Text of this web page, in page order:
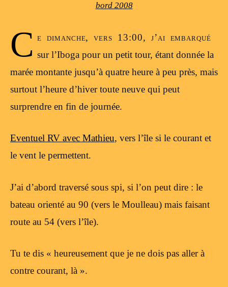
bord 2008
C e dimanche, vers 13:00, j’ai embarqué
sur l’Iboga pour un petit tour, étant donnée la
marée montante jusqu’à quatre heure à peu près, mais
surtout l’heure d’hiver toute neuve qui peut
surprendre en fin de journée.
Eventuel RV avec Mathieu, vers l’île si le courant et
le vent le permettent.
J’ai d’abord traversé sous spi, si l’on peut dire : le
bateau orienté au 90 (vers le Moulleau) mais faisant
route au 54 (vers l’île).
Tu te dis « heureusement que je ne dois pas aller à
contre courant, là ».